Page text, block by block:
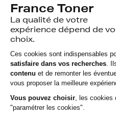
votre disposition si
questions.
directement par téléphone.
packs de cartouches si
à la feuille imprimée.
Toutes nos livraisons sont
à leur arrivée chez vous ou
assurons une livraison
commande est souvent